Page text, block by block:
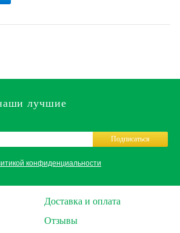
лучшие
конфиденциальности
Подписаться
Доставка и оплата
Отзывы